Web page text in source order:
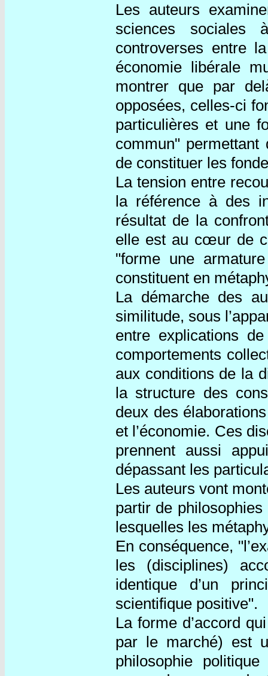
Les auteurs
sciences sociales
controverses entre
économie libérale
montrer que par
opposées, celles-ci
particulières et une
commun"
de constituer les
La tension entre
la référence à des
résultat de la
elle est au cœur de
"forme une
constituent en
La démarche des
similitude, sous
entre explications
comportements
aux conditions de la
la structure des
deux des
et l’économie. Ces
prennent aussi
dépassant les
Les auteurs vont
partir de
lesquelles les
En conséquence,
les (disciplines)
identique d’un
scientifique positive".
La forme d’accord
par le marché) est
philosophie